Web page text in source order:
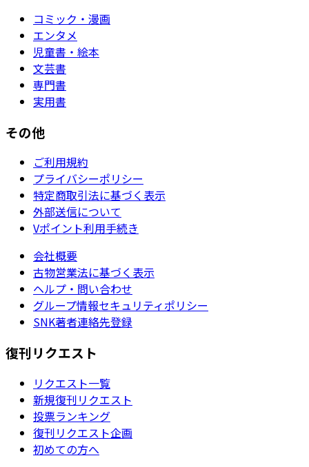
コミック・漫画
エンタメ
児童書・絵本
文芸書
専門書
実用書
その他
ご利用規約
プライバシーポリシー
特定商取引法に基づく表示
外部送信について
Vポイント利用手続き
会社概要
古物営業法に基づく表示
ヘルプ・問い合わせ
グループ情報セキュリティポリシー
SNK著者連絡先登録
復刊リクエスト
リクエスト一覧
新規復刊リクエスト
投票ランキング
復刊リクエスト企画
初めての方へ